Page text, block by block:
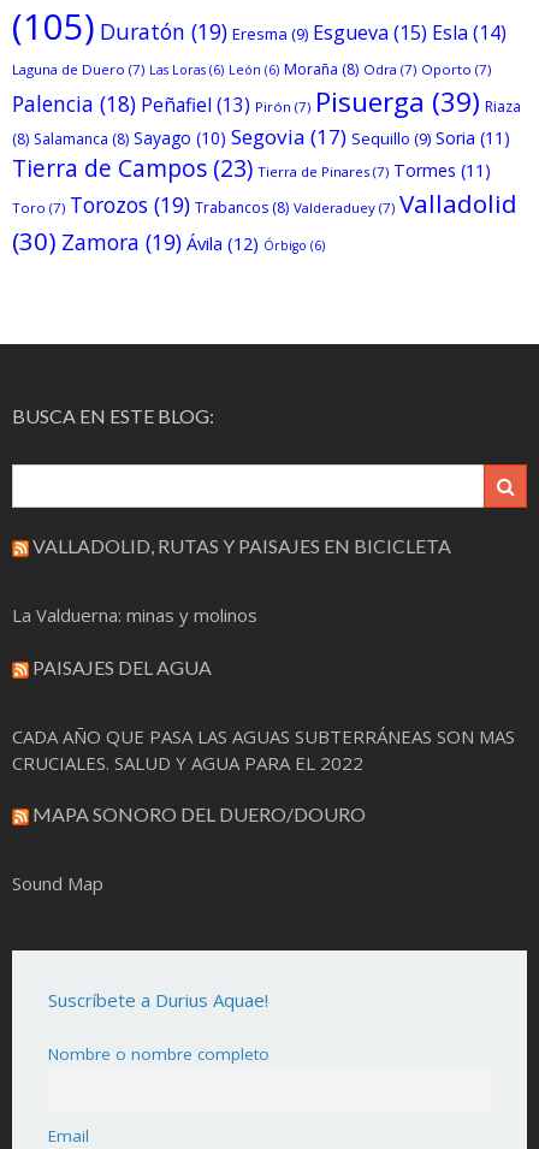
(105) Duratón (19) Eresma (9) Esgueva (15) Esla (14)
Laguna de Duero (7) Las Loras (6) León (6) Moraña (8) Odra (7) Oporto (7)
Palencia (18) Peñafiel (13) Pirón (7) Pisuerga (39) Riaza
(8) Salamanca (8) Sayago (10) Segovia (17) Sequillo (9) Soria (11)
Tierra de Campos (23) Tierra de Pinares (7) Tormes (11)
Toro (7) Torozos (19) Trabancos (8) Valderaduey (7) Valladolid
(30) Zamora (19) Ávila (12) Órbigo (6)
BUSCA EN ESTE BLOG:
VALLADOLID, RUTAS Y PAISAJES EN BICICLETA
La Valduerna: minas y molinos
PAISAJES DEL AGUA
CADA AÑO QUE PASA LAS AGUAS SUBTERRÁNEAS SON MAS
CRUCIALES. SALUD Y AGUA PARA EL 2022
MAPA SONORO DEL DUERO/DOURO
Sound Map
Suscríbete a Durius Aquae!
Nombre o nombre completo
Email